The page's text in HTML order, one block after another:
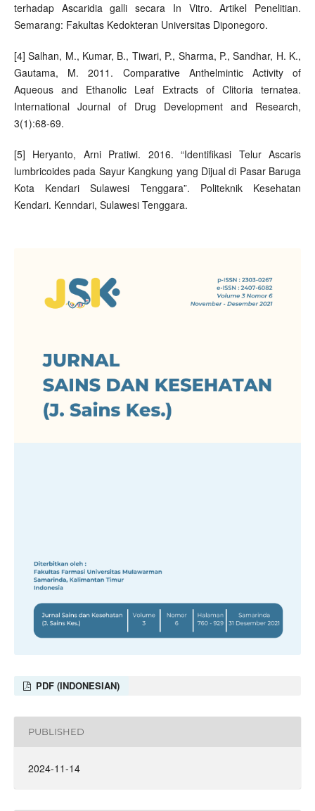
terhadap Ascaridia galli secara In Vitro. Artikel Penelitian.
Semarang: Fakultas Kedokteran Universitas Diponegoro.
[4] Salhan, M., Kumar, B., Tiwari, P., Sharma, P., Sandhar, H. K.,
Gautama, M. 2011. Comparative Anthelmintic Activity of
Aqueous and Ethanolic Leaf Extracts of Clitoria ternatea.
International Journal of Drug Development and Research,
3(1):68-69.
[5] Heryanto, Arni Pratiwi. 2016. “Identifikasi Telur Ascaris
lumbricoides pada Sayur Kangkung yang Dijual di Pasar Baruga
Kota Kendari Sulawesi Tenggara”. Politeknik Kesehatan
Kendari. Kenndari, Sulawesi Tenggara.
PDF (INDONESIAN)
PUBLISHED
2024-11-14